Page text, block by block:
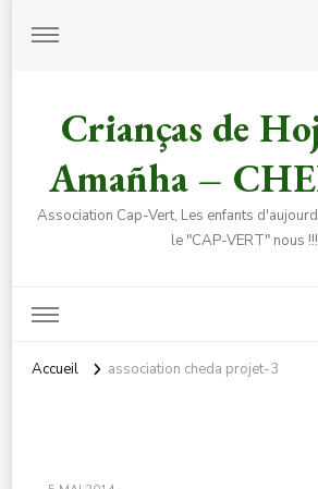
Crianças de
Amañha –
Association Cap-Vert, Les enfants
le "CAP-VERT" nous !!!
Accueil association cheda projet-3